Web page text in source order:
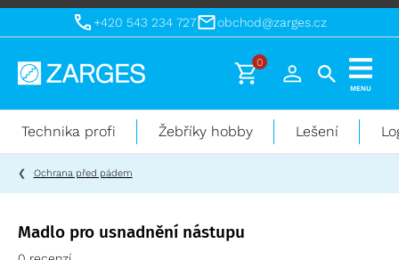
+420 543 234 727 obchod@zarges.cz
Technika
práci
výškách
0
MENU
Technika profi Žebříky hobby Lešení
Ochrana před pádem
Madlo pro usnadnění nástupu